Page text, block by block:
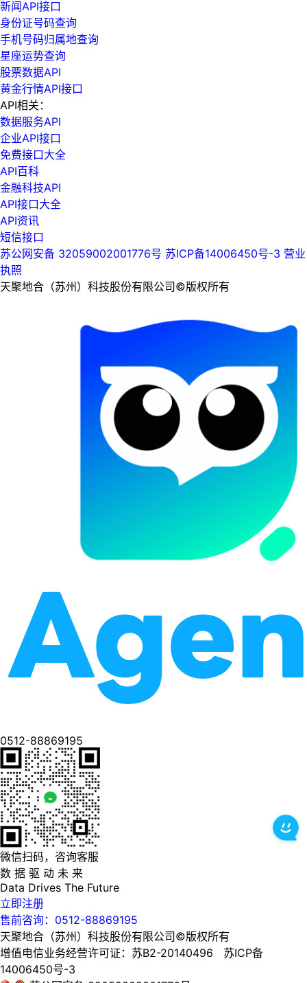
新闻API接口
身份证号码查询
手机号码归属地查询
星座运势查询
股票数据API
黄金行情API接口
API相关：
数据服务API
企业API接口
免费接口大全
API百科
金融科技API
API接口大全
API资讯
短信接口
苏公网安备 32059002001776号 苏ICP备14006450号-3 营业
执照
天聚地合（苏州）科技股份有限公司©版权所有
0512-88869195
微信扫码，咨询客服
数 据 驱 动 未 来
Data Drives The Future
立即注册
售前咨询：0512-88869195
天聚地合（苏州）科技股份有限公司©版权所有
增值电信业务经营许可证：苏B2-20140496 苏ICP备
14006450号-3